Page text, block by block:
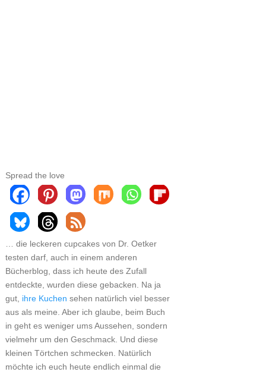
Spread the love
… die leckeren cupcakes von Dr. Oetker
testen darf, auch in einem anderen
Bücherblog, dass ich heute des Zufall
entdeckte, wurden diese gebacken. Na ja
gut, ihre Kuchen sehen natürlich viel besser
aus als meine. Aber ich glaube, beim Buch
in geht es weniger ums Aussehen, sondern
vielmehr um den Geschmack. Und diese
kleinen Törtchen schmecken. Natürlich
möchte ich euch heute endlich einmal die